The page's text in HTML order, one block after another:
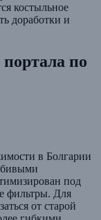
костыльное
доработки и
по
в Болгарии
под
фильтры. Для
от старой